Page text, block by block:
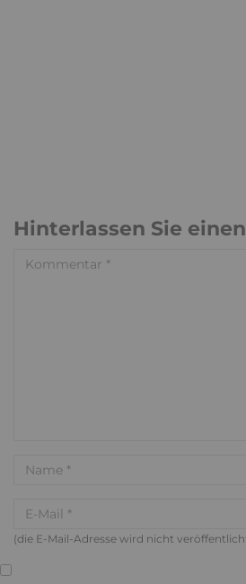
Hinterlassen Sie
(die E-Mail-Adresse wird nicht